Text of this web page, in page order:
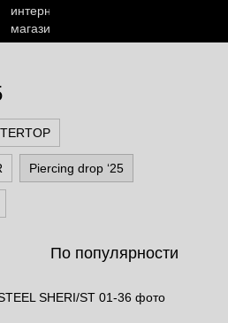
Piercing drop ‘25
По популярности